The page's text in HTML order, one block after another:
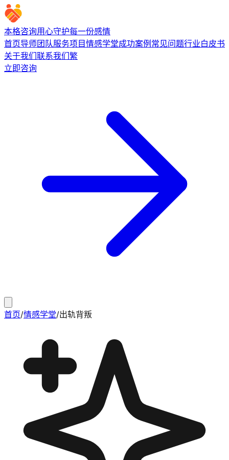
本格咨询用心守护每一份感情
首页导师团队服务项目情感学堂成功案例 常见问题行业白皮书
关于我们联系我们繁
立即咨询
首页/情感学堂/出轨背叛